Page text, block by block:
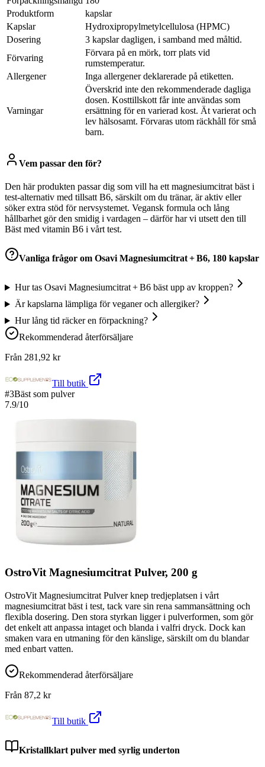
Produktform
kapslar
Kapslar
Hydroxipropylmetylcellulosa (HPMC)
Dosering
3 kapslar dagligen, i samband med måltid.
Förvaring
Förvara på en mörk, torr plats vid
rumstemperatur.
Allergener
Inga allergener deklarerade på etiketten.
Varningar
Överskrid inte den rekommenderade dagliga
dosen. Kosttillskott får inte användas som
ersättning för en varierad kost. Ät varierat och
lev hälsosamt. Förvaras utom räckhåll för små
barn.
Vem passar den för?
Den här produkten passar dig som vill ha ett magnesiumcitrat bäst i
test-alternativ med tillsatt B6, särskilt om du tränar, är aktiv eller
söker extra stöd för nervsystemet. Vegansk formula och lång
hållbarhet gör den smidig i vardagen – därför har vi utsett den till
Bäst med vitamin B6 i vårt test.
Vanliga frågor om Osavi Magnesiumcitrat + B6, 180 kapslar
Hur tas Osavi Magnesiumcitrat + B6 bäst upp av kroppen?
Är kapslarna lämpliga för veganer och allergiker?
Hur lång tid räcker en förpackning?
Rekommenderad återförsäljare
Från 281,92 kr
Till butik
#3Bäst som pulver
7.9/10
OstroVit Magnesiumcitrat Pulver, 200 g
OstroVit Magnesiumcitrat Pulver knep tredjeplatsen i vårt
magnesiumcitrat bäst i test, tack vare sin rena sammansättning och
flexibla dosering. Den stora styrkan ligger i pulverformen, som gör
det enkelt att anpassa intaget och blanda i valfri dryck. Dock kan
smaken vara en utmaning för den känslige, särskilt om du blandar
med enbart vatten.
Rekommenderad återförsäljare
Från 87,2 kr
Till butik
Kristallklart pulver med syrlig underton